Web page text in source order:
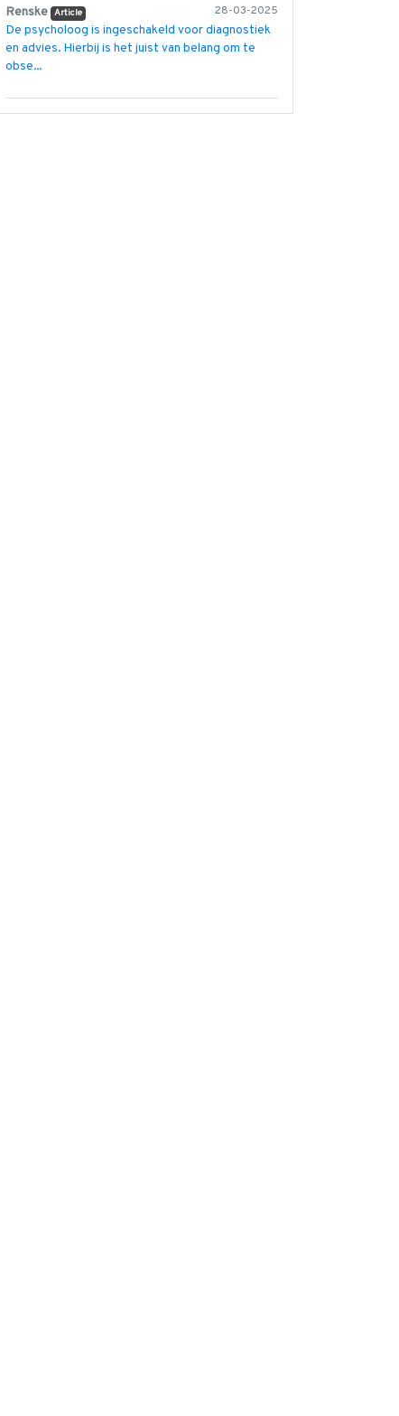
28-03-2025
Renske Article
De psycholoog is ingeschakeld voor diagnostiek
en advies. Hierbij is het juist van belang om te
obse...